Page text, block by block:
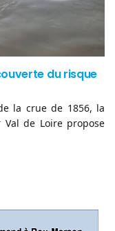
du risque
la crue de 1856, la
Val de Loire propose